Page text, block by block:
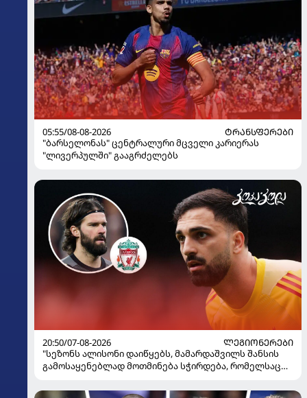
05:55/08-08-2026
ᲢᲠᲐᲜᲡᲤᲔᲠᲔᲑᲘ
"ბარსელონას" ცენტრალური მცველი კარიერას
"ლივერპულში" გააგრძელებს
20:50/07-08-2026
ᲚᲔᲒᲘᲝᲜᲔᲠᲔᲑᲘ
"სეზონს ალისონი დაიწყებს, მამარდაშვილს შანსის
გამოსაყენებლად მოთმინება სჭირდება, რომელსაც
ყოფილმა მეკარემ